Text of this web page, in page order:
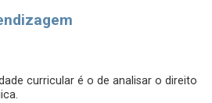
curricular é o de analisar o direito